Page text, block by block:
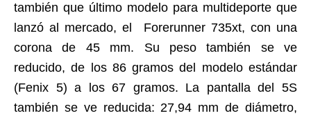
también que último modelo para multideporte que
lanzó al mercado, el Forerunner 735xt, con una
corona de 45 mm. Su peso también se ve
reducido, de los 86 gramos del modelo estándar
(Fenix 5) a los 67 gramos. La pantalla del 5S
también se ve reducida: 27,94 mm de diámetro,